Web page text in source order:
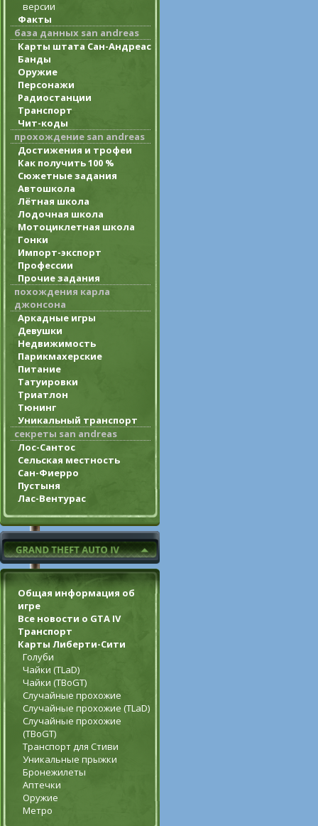
версии
Факты
база данных san andreas
Карты штата Сан-Андреас
Банды
Оружие
Персонажи
Радиостанции
Транспорт
Чит-коды
прохождение san andreas
Достижения и трофеи
Как получить 100 %
Сюжетные задания
Автошкола
Лётная школа
Лодочная школа
Мотоциклетная школа
Гонки
Импорт-экспорт
Профессии
Прочие задания
похождения карла
джонсона
Аркадные игры
Девушки
Недвижимость
Парикмахерские
Питание
Татуировки
Триатлон
Тюнинг
Уникальный транспорт
секреты san andreas
Лос-Сантос
Сельская местность
Сан-Фиерро
Пустыня
Лас-Вентурас
Общая информация об
игре
Все новости о GTA IV
Транспорт
Карты Либерти-Сити
Голуби
Чайки (TLaD)
Чайки (TBoGT)
Случайные прохожие
Случайные прохожие (TLaD)
Случайные прохожие
(TBoGT)
Транспорт для Стиви
Уникальные прыжки
Бронежилеты
Аптечки
Оружие
Метро